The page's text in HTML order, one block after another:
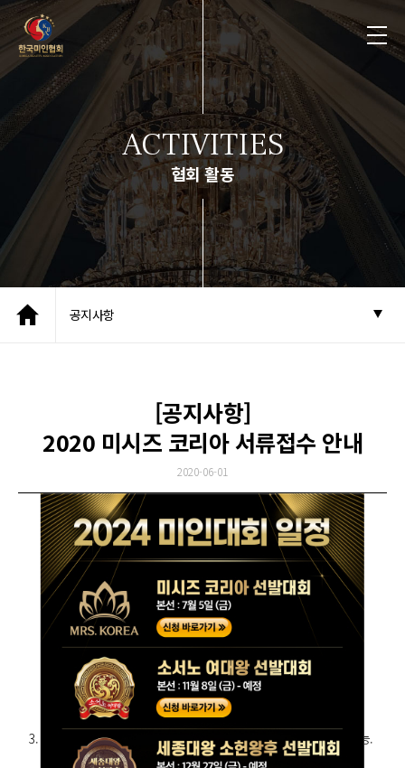
ACTIVITIES
협회 활동
공지사항
[공지사항]
2020 미시즈 코리아 서류접수 안내
2020-06-01
서류접수 일정
2020년 6월 15일(월) 01:00 ~ 8월 2일(일) 24:00
(서류심사 통과자 홈페이지 및 개별통보)
참가 자격
1. 대한민국 국적을 가진 기혼 및 혼인의 경험이 있고, 해외여행에
결격사유가 없는 여성.
2. 미시즈 부문 : 45세 이하, 클래식 부문 : 46세 이상
3. 이전 미시즈 코리아 출전자 및 수상자, 타 대회 출전자도 참가 가능.
(단, 미시즈 글로브, 미시즈 글로브 클래식 대회 출전자는 불가)